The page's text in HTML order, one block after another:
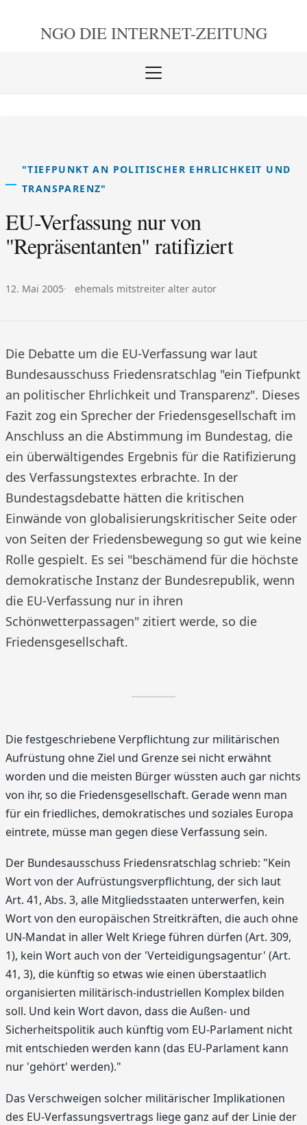
NGO DIE INTERNET-ZEITUNG
Menü
"TIEFPUNKT AN POLITISCHER EHRLICHKEIT UND
TRANSPARENZ"
EU-Verfassung nur von
"Repräsentanten" ratifiziert
Veröffentlicht am:
12. Mai 2005 Autor:
ehemals mitstreiter alter autor
Die Debatte um die EU-Verfassung war laut
Bundesausschuss Friedensratschlag "ein Tiefpunkt
an politischer Ehrlichkeit und Transparenz". Dieses
Fazit zog ein Sprecher der Friedensgesellschaft im
Anschluss an die Abstimmung im Bundestag, die
ein überwältigendes Ergebnis für die Ratifizierung
des Verfassungstextes erbrachte. In der
Bundestagsdebatte hätten die kritischen
Einwände von globalisierungskritischer Seite oder
von Seiten der Friedensbewegung so gut wie keine
Rolle gespielt. Es sei "beschämend für die höchste
demokratische Instanz der Bundesrepublik, wenn
die EU-Verfassung nur in ihren
Schönwetterpassagen" zitiert werde, so die
Friedensgesellschaft.
Die festgeschriebene Verpflichtung zur militärischen
Aufrüstung ohne Ziel und Grenze sei nicht erwähnt
worden und die meisten Bürger wüssten auch gar nichts
von ihr, so die Friedensgesellschaft. Gerade wenn man
für ein friedliches, demokratisches und soziales Europa
eintrete, müsse man gegen diese Verfassung sein.
Der Bundesausschuss Friedensratschlag schrieb: "Kein
Wort von der Aufrüstungsverpflichtung, der sich laut
Art. 41, Abs. 3, alle Mitgliedsstaaten unterwerfen, kein
Wort von den europäischen Streitkräften, die auch ohne
UN-Mandat in aller Welt Kriege führen dürfen (Art. 309,
1), kein Wort auch von der 'Verteidigungsagentur' (Art.
41, 3), die künftig so etwas wie einen überstaatlich
organisierten militärisch-industriellen Komplex bilden
soll. Und kein Wort davon, dass die Außen- und
Sicherheitspolitik auch künftig vom EU-Parlament nicht
mit entschieden werden kann (das EU-Parlament kann
nur 'gehört' werden)."
Das Verschweigen solcher militärischer Implikationen
des EU-Verfassungsvertrags liege ganz auf der Linie der